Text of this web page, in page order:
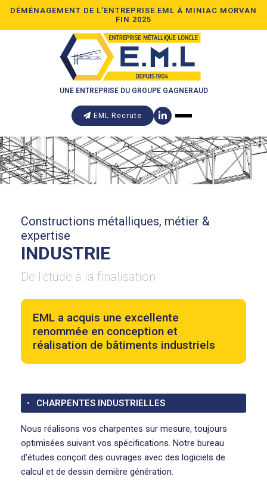
DÉMÉNAGEMENT DE L’ENTREPRISE EML À MINIAC MORVAN
FIN 2025
UNE ENTREPRISE DU GROUPE GAGNERAUD
EML Recrute
Constructions métalliques, métier &
expertise
INDUSTRIE
De l’étude à la finalisation
EML a acquis une excellente
renommée en conception et
réalisation de bâtiments industriels
CHARPENTES INDUSTRIELLES
Nous réalisons vos charpentes sur mesure, toujours
optimisées suivant vos spécifications. Notre bureau
d’études conçoit des ouvrages avec des logiciels de
calcul et de dessin dernière génération.